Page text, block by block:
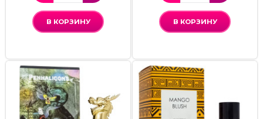
В КОРЗИНУ В КОРЗИНУ